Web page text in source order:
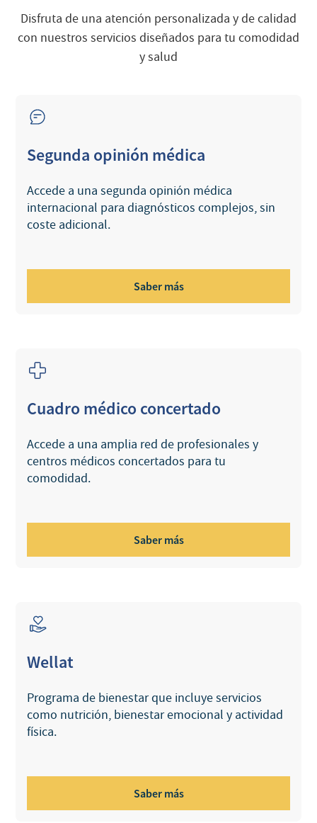
Disfruta de una atención personalizada y de calidad
con nuestros servicios diseñados para tu comodidad
y salud
Segunda opinión médica
Accede a una segunda opinión médica
internacional para diagnósticos complejos, sin
coste adicional.
Saber más
Cuadro médico concertado
Accede a una amplia red de profesionales y
centros médicos concertados para tu
comodidad.
Saber más
Wellat
Programa de bienestar que incluye servicios
como nutrición, bienestar emocional y actividad
física.
Saber más